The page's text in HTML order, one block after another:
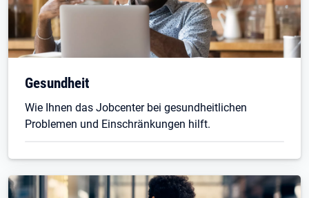
Gesundheit
Wie Ihnen das Jobcenter bei gesundheitlichen
Problemen und Einschränkungen hilft.